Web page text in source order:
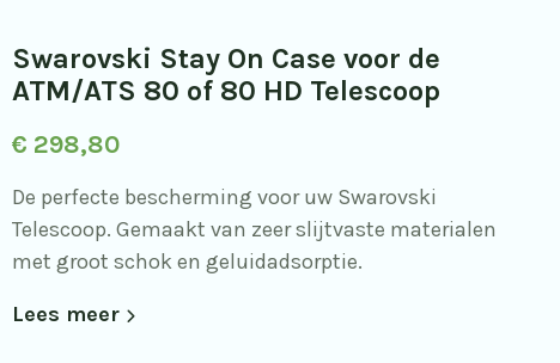
Swarovski Stay On Case voor de
ATM/ATS 80 of 80 HD Telescoop
€ 298,80
De perfecte bescherming voor uw Swarovski
Telescoop. Gemaakt van zeer slijtvaste materialen
met groot schok en geluidadsorptie.
Lees meer